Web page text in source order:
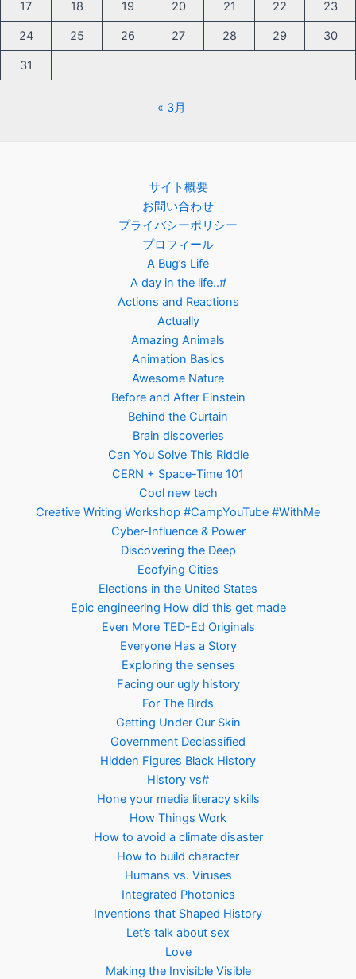
17 18 19 20 21 22 23
24 25 26 27 28 29 30
31
« 3月
サイト概要
お問い合わせ
プライバシーポリシー
プロフィール
A Bug’s Life
A day in the life..#
Actions and Reactions
Actually
Amazing Animals
Animation Basics
Awesome Nature
Before and After Einstein
Behind the Curtain
Brain discoveries
Can You Solve This Riddle
CERN + Space-Time 101
Cool new tech
Creative Writing Workshop #CampYouTube #WithMe
Cyber-Influence & Power
Discovering the Deep
Ecofying Cities
Elections in the United States
Epic engineering How did this get made
Even More TED-Ed Originals
Everyone Has a Story
Exploring the senses
Facing our ugly history
For The Birds
Getting Under Our Skin
Government Declassified
Hidden Figures Black History
History vs#
Hone your media literacy skills
How Things Work
How to avoid a climate disaster
How to build character
Humans vs. Viruses
Integrated Photonics
Inventions that Shaped History
Let’s talk about sex
Love
Making the Invisible Visible